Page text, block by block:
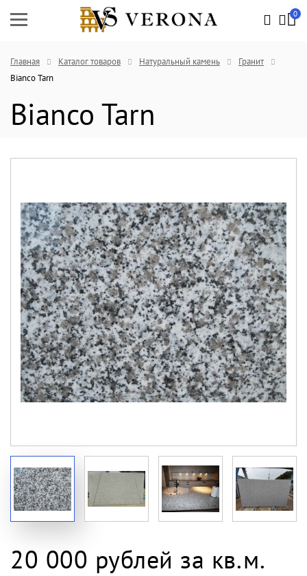
0
Главная Каталог товаров Натуральный камень
Гранит
Bianco Tarn
Bianco Tarn
20 000 рублей за кв.м.